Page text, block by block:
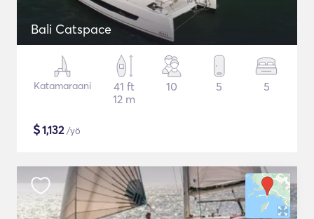
Bali Catspace
Katamaraani
41 ft
12 m
10 5 5
$1,132/yö